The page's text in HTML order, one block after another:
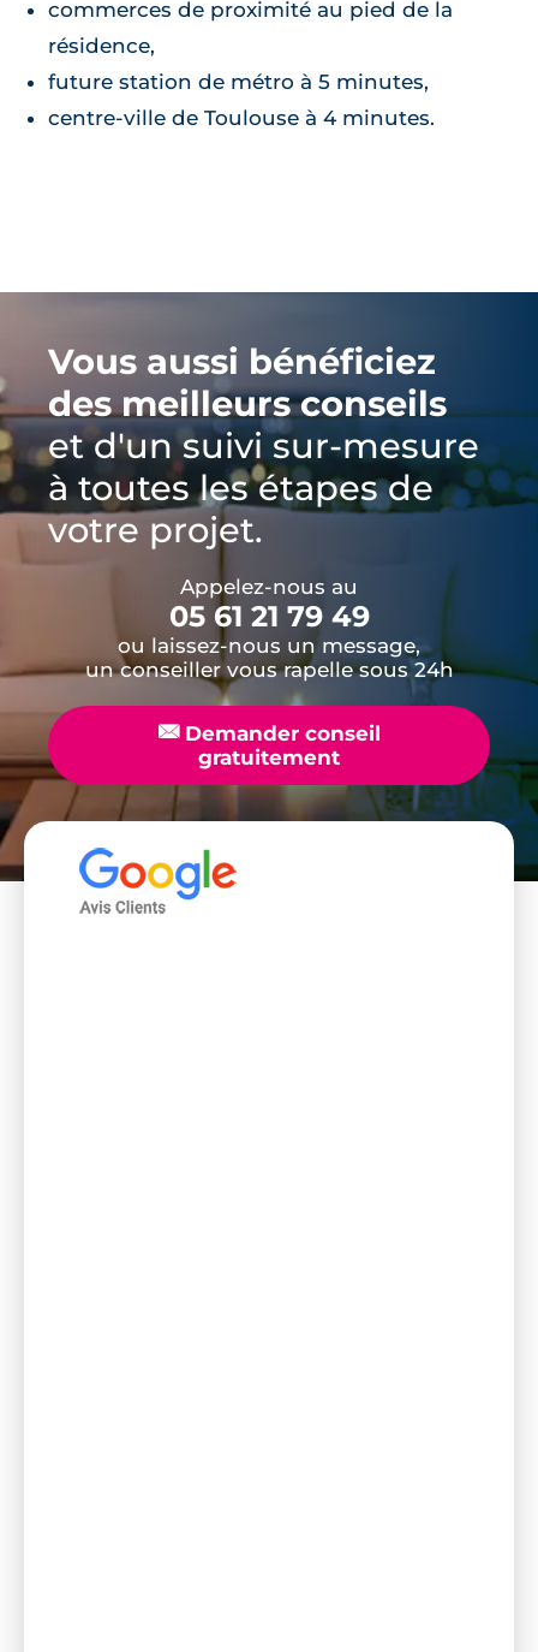
commerces de proximité au pied de la
résidence,
future station de métro à 5 minutes,
centre-ville de Toulouse à 4 minutes.
Vous aussi bénéficiez
des meilleurs conseils
et d'un suivi sur-mesure
à toutes les étapes de
votre projet.
Appelez-nous au
05 61 21 79 49
ou laissez-nous un message,
un conseiller vous rapelle sous 24h
📧Demander conseil
gratuitement